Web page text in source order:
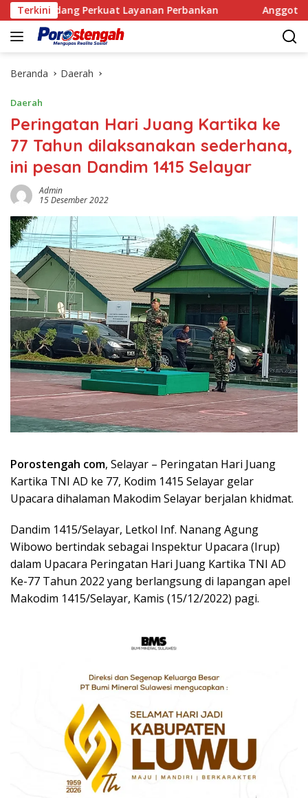
Langsung
ke
konten
Terkini
Perkuat Layanan Perbankan Anggota Satpol PP
Beranda Daerah
Daerah
Peringatan Hari Juang Kartika ke
77 Tahun dilaksanakan sederhana,
ini pesan Dandim 1415 Selayar
Admin
15 Desember 2022
Porostengah com, Selayar – Peringatan Hari Juang
Kartika TNI AD ke 77, Kodim 1415 Selayar gelar
Upacara dihalaman Makodim Selayar berjalan khidmat.
Dandim 1415/Selayar, Letkol Inf. Nanang Agung
Wibowo bertindak sebagai Inspektur Upacara (Irup)
dalam Upacara Peringatan Hari Juang Kartika TNI AD
Ke-77 Tahun 2022 yang berlangsung di lapangan apel
Makodim 1415/Selayar, Kamis (15/12/2022) pagi.